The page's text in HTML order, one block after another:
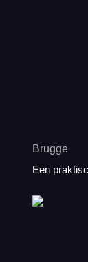
Brugge
Een